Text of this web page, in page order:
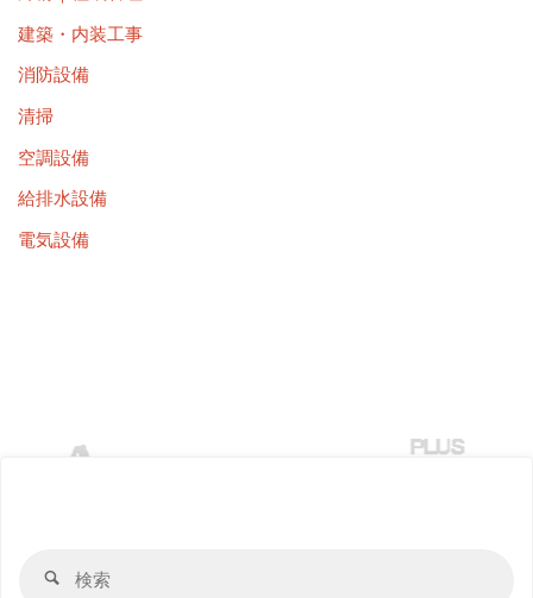
建築・内装工事
消防設備
清掃
空調設備
給排水設備
電気設備